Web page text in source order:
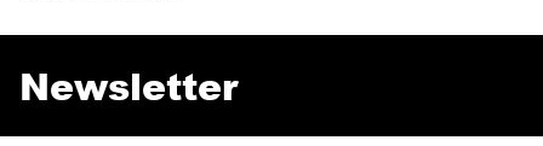
Newsletter